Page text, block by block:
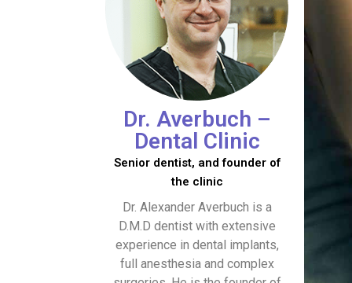
Dr. Averbuch –
Dental Clinic
Senior dentist, and founder of
the clinic
Dr. Alexander Averbuch is a
D.M.D dentist with extensive
experience in dental implants,
full anesthesia and complex